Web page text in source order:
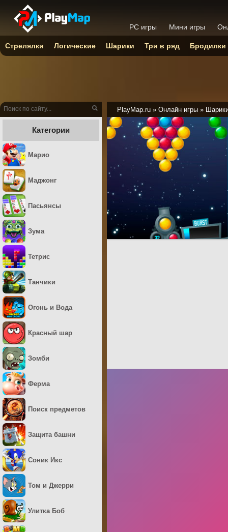
PlayMap.ru » Онлайн игры »
Категории
Марио
Маджонг
Пасьянсы
Зума
Тетрис
Танчики
Огонь и Вода
Красный шар
Зомби
Ферма
Поиск предметов
Защита башни
Соник Икс
Том и Джерри
Улитка Боб
PC игры Мини игры
Стрелялки Логические Шарики Три в ряд Бродилки